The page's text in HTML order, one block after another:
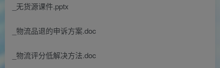
_无货源课件.pptx
_物流品退的申诉方案.doc
_物流评分低解决方法.doc